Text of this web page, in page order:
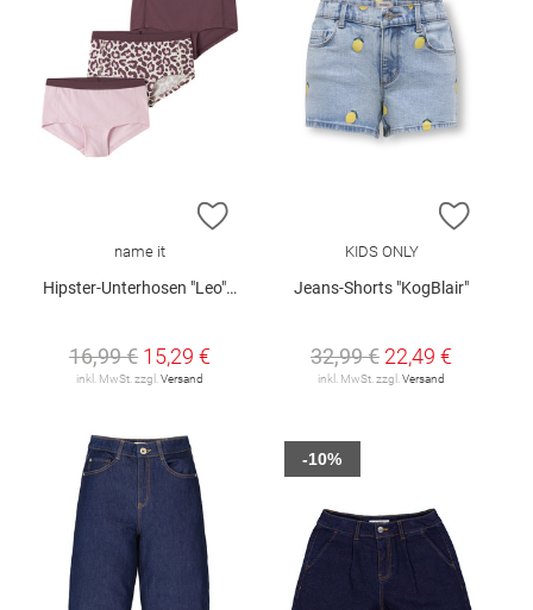
ZUR WUNSCHLISTE HINZUFÜGEN
name it
Hipster-Unterhosen "Leo", 3er-Pack
16,99 € 15,29 €
inkl. MwSt. zzgl. Versand
ZUR
KIDS ONLY
Jeans-Shorts "KogBlair"
32,99 € 22,49 €
inkl. MwSt. zzgl. Versand
-10%